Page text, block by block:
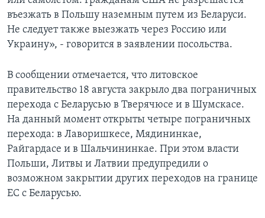
въезжать в Польшу наземным путем из Беларуси.
Не следует также выезжать через Россию или
Украину», - говорится в заявлении посольства.
В сообщении отмечается, что литовское
правительство 18 августа закрыло два пограничных
перехода с Беларусью в Тверячюсе и в Шумскасе.
На данный момент открыты четыре пограничных
перехода: в Лаворишкесе, Мядининкае,
Райгардасе и в Шальчининкае. При этом власти
Польши, Литвы и Латвии предупредили о
возможном закрытии других переходов на границе
ЕС с Беларусью.